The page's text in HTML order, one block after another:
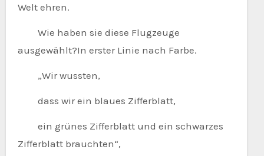
Welt ehren.
Wie haben sie diese Flugzeuge
ausgewählt?In erster Linie nach Farbe.
„Wir wussten,
dass wir ein blaues Zifferblatt,
ein grünes Zifferblatt und ein schwarzes
Zifferblatt brauchten“,